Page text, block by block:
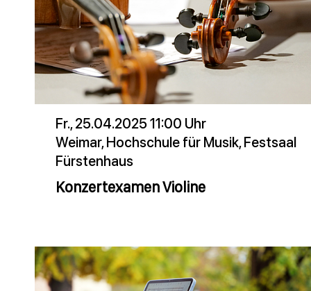
Fr., 25.04.2025 11:00 Uhr
Weimar, Hochschule für Musik, Festsaal
Fürstenhaus
Konzertexamen Violine